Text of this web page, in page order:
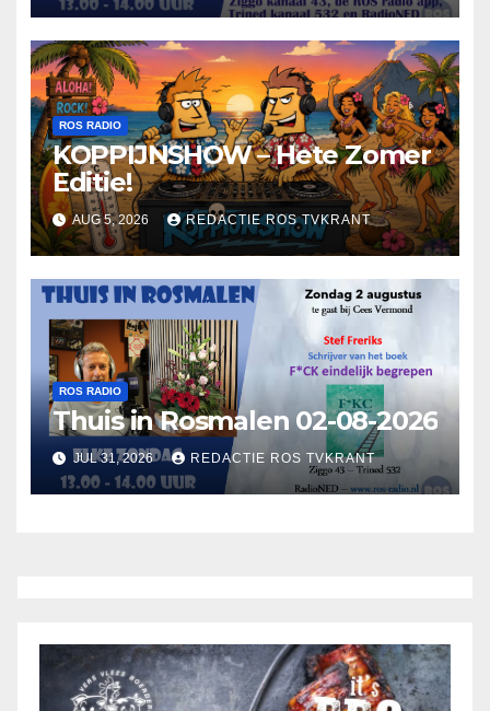
ROS RADIO
KOPPIJNSHOW – Hete Zomer
Editie!
AUG 5, 2026 REDACTIE ROS TVKRANT
ROS RADIO
Thuis in Rosmalen 02-08-2026
JUL 31, 2026 REDACTIE ROS TVKRANT